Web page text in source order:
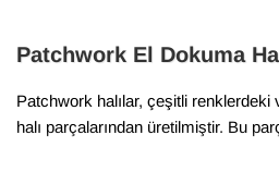
Patchwork El Dokuma
Patchwork halılar, çeşitli
halı parçalarından üretilmiştir. Bu
boyutlarda ve düzenli şekillerde